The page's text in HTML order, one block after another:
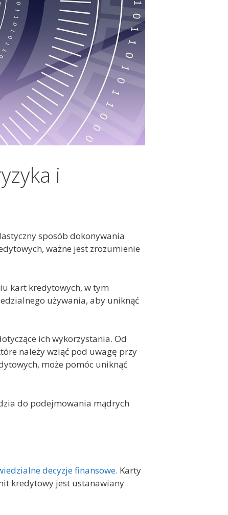
i
sposób dokonywania
ważne jest zrozumienie
kart kredytowych, w tym
używania, aby uniknąć
ich wykorzystania. Od
należy wziąć pod uwagę przy
może pomóc uniknąć
do podejmowania mądrych
decyzje finansowe. Karty
kredytowy jest ustanawiany